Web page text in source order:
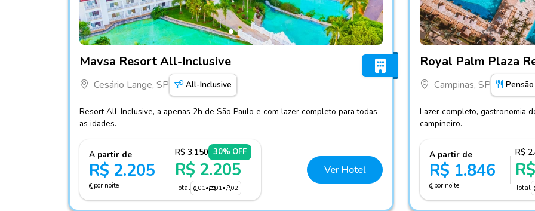
Mavsa Resort All-Inclusive
Cesário Lange, SP All-Inclusive
Resort All-Inclusive, a apenas 2h de São Paulo e com lazer completo para todas
as idades.
A partir de
R$ 2.205
por noite
R$ 3.150 30% OFF
R$ 2.205
Total 01• 01• 02
Ver Hotel
Royal Palm Plaza
Campinas, SP
Lazer completo, gastronomia
campineiro.
A partir de
R$ 1.846
por noite
R$
Total